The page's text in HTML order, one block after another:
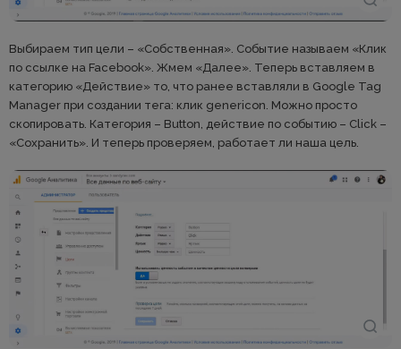
Выбираем тип цели – «Собственная». Событие называем «Клик
по ссылке на Facebook». Жмем «Далее». Теперь вставляем в
категорию «Действие» то, что ранее вставляли в Google Tag
Manager при создании тега: клик genericon. Можно просто
скопировать. Категория – Button, действие по событию – Click –
«Сохранить». И теперь проверяем, работает ли наша цель.